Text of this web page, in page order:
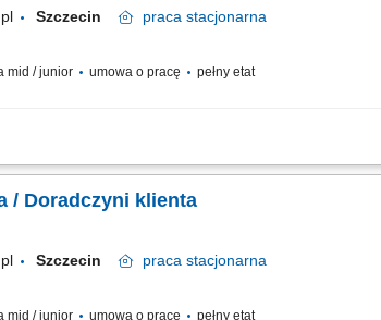
Szczecin praca stacjonarna
mid / junior umowa o pracę pełny etat
produktów oraz zapewnienie profesjonalnej obsługi.
/ Doradczyni klienta
Szczecin praca stacjonarna
mid / junior umowa o pracę pełny etat